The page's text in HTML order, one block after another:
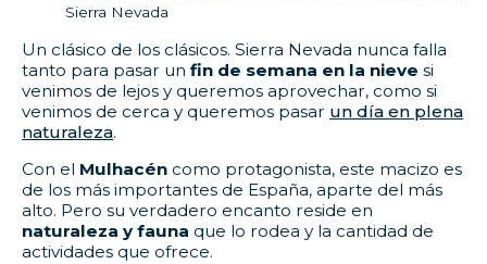
Sierra Nevada
Un clásico de los clásicos. Sierra Nevada nunca falla
tanto para pasar unfin de semana en la nieve si
venimos de lejos y queremos aprovechar, como si
venimos de cerca y queremos pasar un día en plena
naturaleza.
Con el Mulhacén como protagonista, este macizo es
de los más importantes de España, aparte del más
alto. Pero su verdadero encanto reside en
naturaleza y fauna que lo rodea y la cantidad de
actividades que ofrece.